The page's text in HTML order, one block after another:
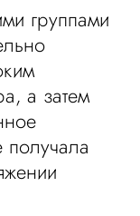
группами
а затем
получала